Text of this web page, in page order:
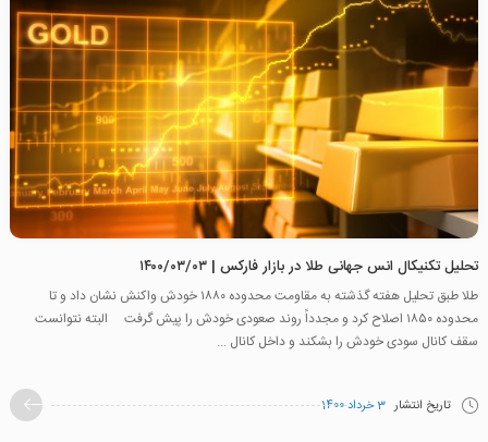
تحلیل تکنیکال انس جهانی طلا در بازار فارکس | ۱۴۰۰/۰۳/۰۳
طلا طبق تحلیل هفته گذشته به مقاومت محدوده ۱۸۸۰ خودش واکنش نشان داد و تا
محدوده ۱۸۵۰ اصلاح کرد و مجدداً روند صعودی خودش را پیش گرفت البته نتوانست
سقف کانال سودی خودش را بشکند و داخل کانال ...
تاریخ انتشار 3 خرداد 1400